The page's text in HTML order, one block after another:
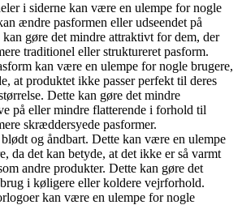
i siderne kan være en ulempe for nogle
ændre pasformen eller udseendet på
gøre det mindre attraktivt for dem, der
traditionel eller struktureret pasform.
kan være en ulempe for nogle brugere,
at produktet ikke passer perfekt til deres
Dette kan gøre det mindre
på eller mindre flatterende i forhold til
skræddersyede pasformer.
og åndbart. Dette kan være en ulempe
da det kan betyde, at det ikke er så varmt
andre produkter. Dette kan gøre det
i køligere eller koldere vejrforhold.
kan være en ulempe for nogle